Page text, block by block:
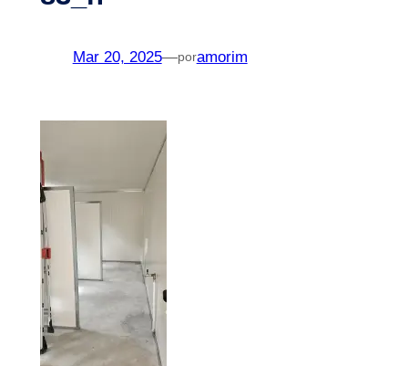
Mar 20, 2025—poramorim